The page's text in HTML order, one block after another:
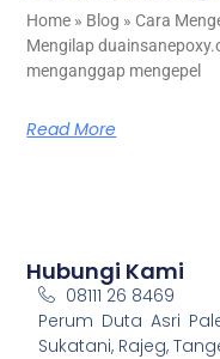
Home » Blog » Cara
Mengilap
menganggap mengepel
Read More
Hubungi Kami
08111 26 8469
Perum Duta Asri
Sukatani, Rajeg,